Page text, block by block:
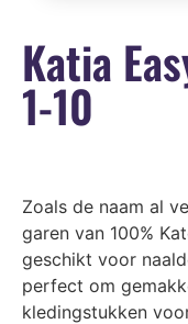
Katia
1-10
Zoals de naam al
garen van 100%
geschikt voor
perfect om
kledingstukken